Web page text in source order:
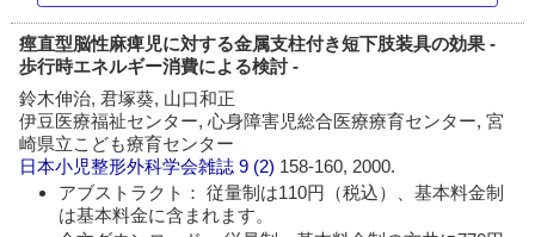
痙直型脳性麻痺児に対する金属支柱付き短下肢装具の効果 -
歩行時エネルギー消費による検討 -
鈴木伸治, 君塚葵, 山口和正
伊豆医療福祉センター, 心身障害児総合医療療育センター, 宮
崎県立こども療育センター
日本小児整形外科学会雑誌 9 (2) 158-160, 2000.
アブストラクト： 従量制は110円（税込）、基本料金制
は基本料金に含まれます。